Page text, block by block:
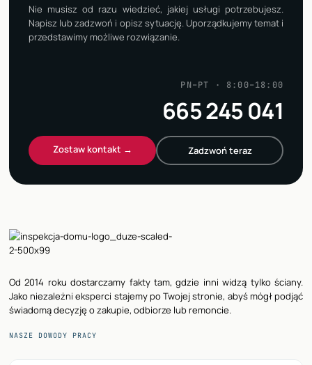
Nie musisz od razu wiedzieć, jakiej usługi potrzebujesz.
Napisz lub zadzwoń i opisz sytuację. Uporządkujemy temat i
przedstawimy możliwe rozwiązanie.
PN–PT · 8:00–18:00
665 245 041
Zostaw kontakt → Zadzwoń teraz
Od 2014 roku dostarczamy fakty tam, gdzie inni widzą tylko ściany.
Jako niezależni eksperci stajemy po Twojej stronie, abyś mógł podjąć
świadomą decyzję o zakupie, odbiorze lub remoncie.
NASZE DOWODY PRACY